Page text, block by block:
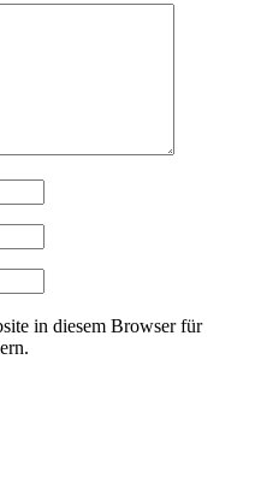
in diesem Browser für